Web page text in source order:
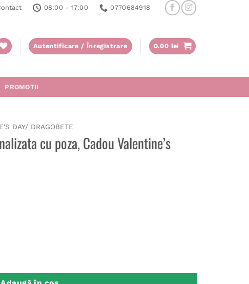
08:00 - 17:00 0770684918
Autentificare / Înregistrare 0.00 lei
PROMOTII
DAY/ DRAGOBETE
cu poza, Cadou Valentine’s